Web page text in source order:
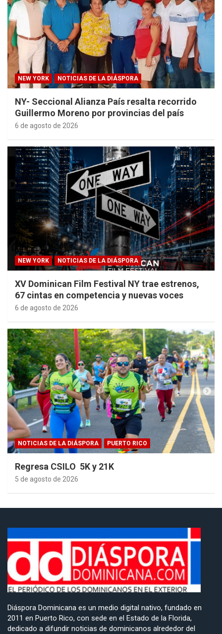
NEW YORK NOTICIAS DE LA DIÁSPORA
NY- Seccional Alianza País resalta recorrido
Guillermo Moreno por provincias del país
6 de agosto de 2026
NEW YORK NOTICIAS DE LA DIÁSPORA
XV Dominican Film Festival NY trae estrenos,
67 cintas en competencia y nuevas voces
6 de agosto de 2026
NOTICIAS DE LA DIÁSPORA PUERTO RICO
Regresa CSILO 5K y 21K
5 de agosto de 2026
Diáspora Dominicana es un medio digital nativo, fundado en
2011 en Puerto Rico, con sede en el Estado de la Florida,
dedicado a difundir noticias de dominicanos alrededor del